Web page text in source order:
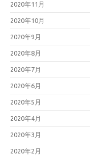
2020年11月
2020年10月
2020年9月
2020年8月
2020年7月
2020年6月
2020年5月
2020年4月
2020年3月
2020年2月